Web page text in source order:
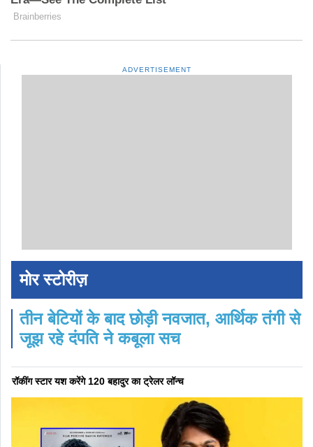
ADVERTISEMENT
मोर स्टोरीज़
तीन बेटियों के बाद छोड़ी नवजात, आर्थिक तंगी से
जूझ रहे दंपति ने कबूला सच
रॉकींग स्टार यश करेंगे 120 बहादुर का ट्रेलर लॉन्च